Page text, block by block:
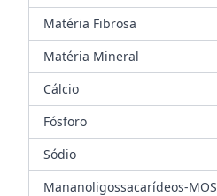
Matéria Fibrosa
Matéria Mineral
Cálcio
Fósforo
Sódio
Mananoligossacarídeos-MOS